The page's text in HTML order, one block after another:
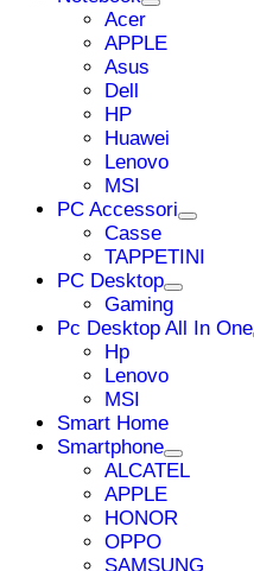
Acer
APPLE
Asus
Dell
HP
Huawei
Lenovo
MSI
PC Accessori
Casse
TAPPETINI
PC Desktop
Gaming
Pc Desktop All In One
Hp
Lenovo
MSI
Smart Home
Smartphone
ALCATEL
APPLE
HONOR
OPPO
SAMSUNG